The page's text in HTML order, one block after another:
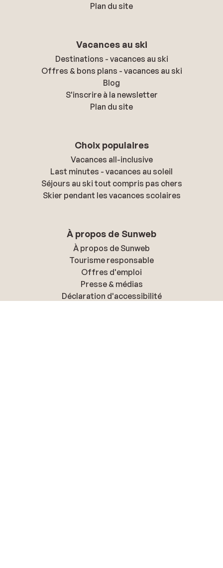
Plan du site
Vacances au ski
Destinations - vacances au ski
Offres & bons plans - vacances au ski
Blog
S'inscrire à la newsletter
Plan du site
Choix populaires
Vacances all-inclusive
Last minutes - vacances au soleil
Séjours au ski tout compris pas chers
Skier pendant les vacances scolaires
À propos de Sunweb
À propos de Sunweb
Tourisme responsable
Offres d'emploi
Presse & médias
Déclaration d'accessibilité